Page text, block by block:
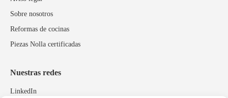
Sobre nosotros
Reformas de cocinas
Piezas Nolla certificadas
Nuestras redes
LinkedIn